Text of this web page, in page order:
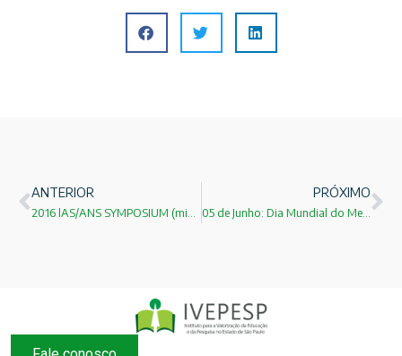
ANTERIOR PRÓXIMO
05 de Junho: Dia Mundial do Meio Ambiente!